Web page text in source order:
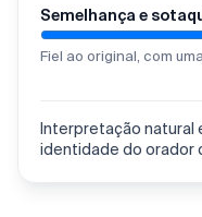
Semelhança e
Fiel ao original, com
Interpretação natural
identidade do orador